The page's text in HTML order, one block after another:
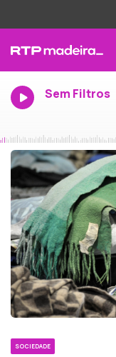
Sem Filtros
SOCIEDADE